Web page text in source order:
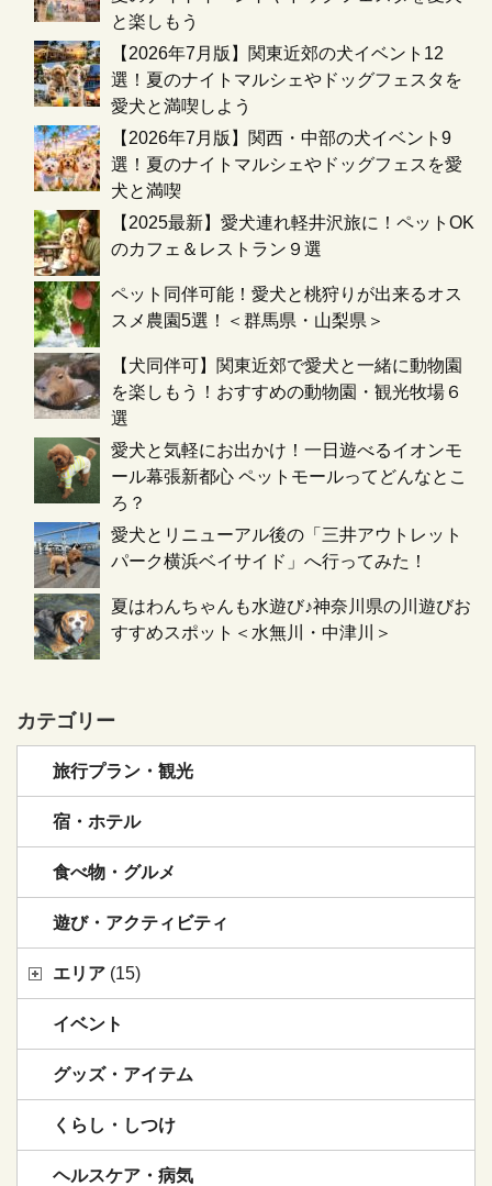
と楽しもう
【2026年7月版】関東近郊の犬イベント12
選！夏のナイトマルシェやドッグフェスタを
愛犬と満喫しよう
【2026年7月版】関西・中部の犬イベント9
選！夏のナイトマルシェやドッグフェスを愛
犬と満喫
【2025最新】愛犬連れ軽井沢旅に！ペットOK
のカフェ＆レストラン９選
ペット同伴可能！愛犬と桃狩りが出来るオス
スメ農園5選！＜群馬県・山梨県＞
【犬同伴可】関東近郊で愛犬と一緒に動物園
を楽しもう！おすすめの動物園・観光牧場６
選
愛犬と気軽にお出かけ！一日遊べるイオンモ
ール幕張新都心 ペットモールってどんなとこ
ろ？
愛犬とリニューアル後の「三井アウトレット
パーク横浜ベイサイド」へ行ってみた！
夏はわんちゃんも水遊び♪神奈川県の川遊びお
すすめスポット＜水無川・中津川＞
カテゴリー
旅行プラン・観光
宿・ホテル
食べ物・グルメ
遊び・アクティビティ
エリア (15)
イベント
グッズ・アイテム
くらし・しつけ
ヘルスケア・病気